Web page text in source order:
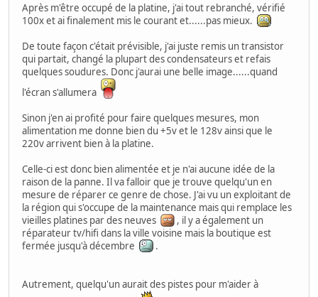
Après m'être occupé de la platine, j'ai tout rebranché, vérifié
100x et ai finalement mis le courant et......pas mieux.
De toute façon c'était prévisible, j'ai juste remis un transistor
qui partait, changé la plupart des condensateurs et refais
quelques soudures. Donc j'aurai une belle image......quand
l'écran s'allumera
Sinon j'en ai profité pour faire quelques mesures, mon
alimentation me donne bien du +5v et le 128v ainsi que le
220v arrivent bien à la platine.
Celle-ci est donc bien alimentée et je n'ai aucune idée de la
raison de la panne. Il va falloir que je trouve quelqu'un en
mesure de réparer ce genre de chose. J'ai vu un exploitant de
la région qui s'occupe de la maintenance mais qui remplace les
vieilles platines par des neuves
, il y a également un
réparateur tv/hifi dans la ville voisine mais la boutique est
fermée jusqu'à décembre
.
Autrement, quelqu'un aurait des pistes pour m'aider à